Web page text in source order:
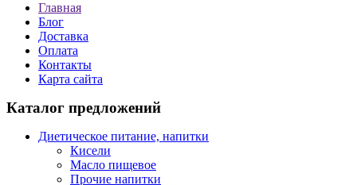
Главная
Блог
Доставка
Оплата
Контакты
Карта сайта
Каталог предложений
Диетическое питание, напитки
Кисели
Масло пищевое
Прочие напитки